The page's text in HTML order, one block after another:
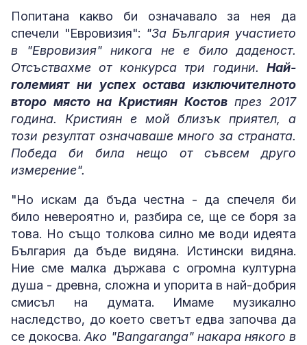
Попитана какво би означавало за нея да
спечели "Евровизия": "За България участието
в "Евровизия" никога не е било даденост.
Отсъствахме от конкурса три години. Най-
големият ни успех остава изключителното
второ място на Кристиян Костовпрез 2017
година. Кристиян е мой близък приятел, а
този резултат означаваше много за страната.
Победа би била нещо от съвсем друго
измерение".
"Но искам да бъда честна - да спечеля би
било невероятно и, разбира се, ще се боря за
това. Но също толкова силно ме води идеята
България да бъде видяна. Истински видяна.
Ние сме малка държава с огромна културна
душа - древна, сложна и упорита в най-добрия
смисъл на думата. Имаме музикално
наследство, до което светът едва започва да
се докосва.Ако "Bangaranga" накара някого в